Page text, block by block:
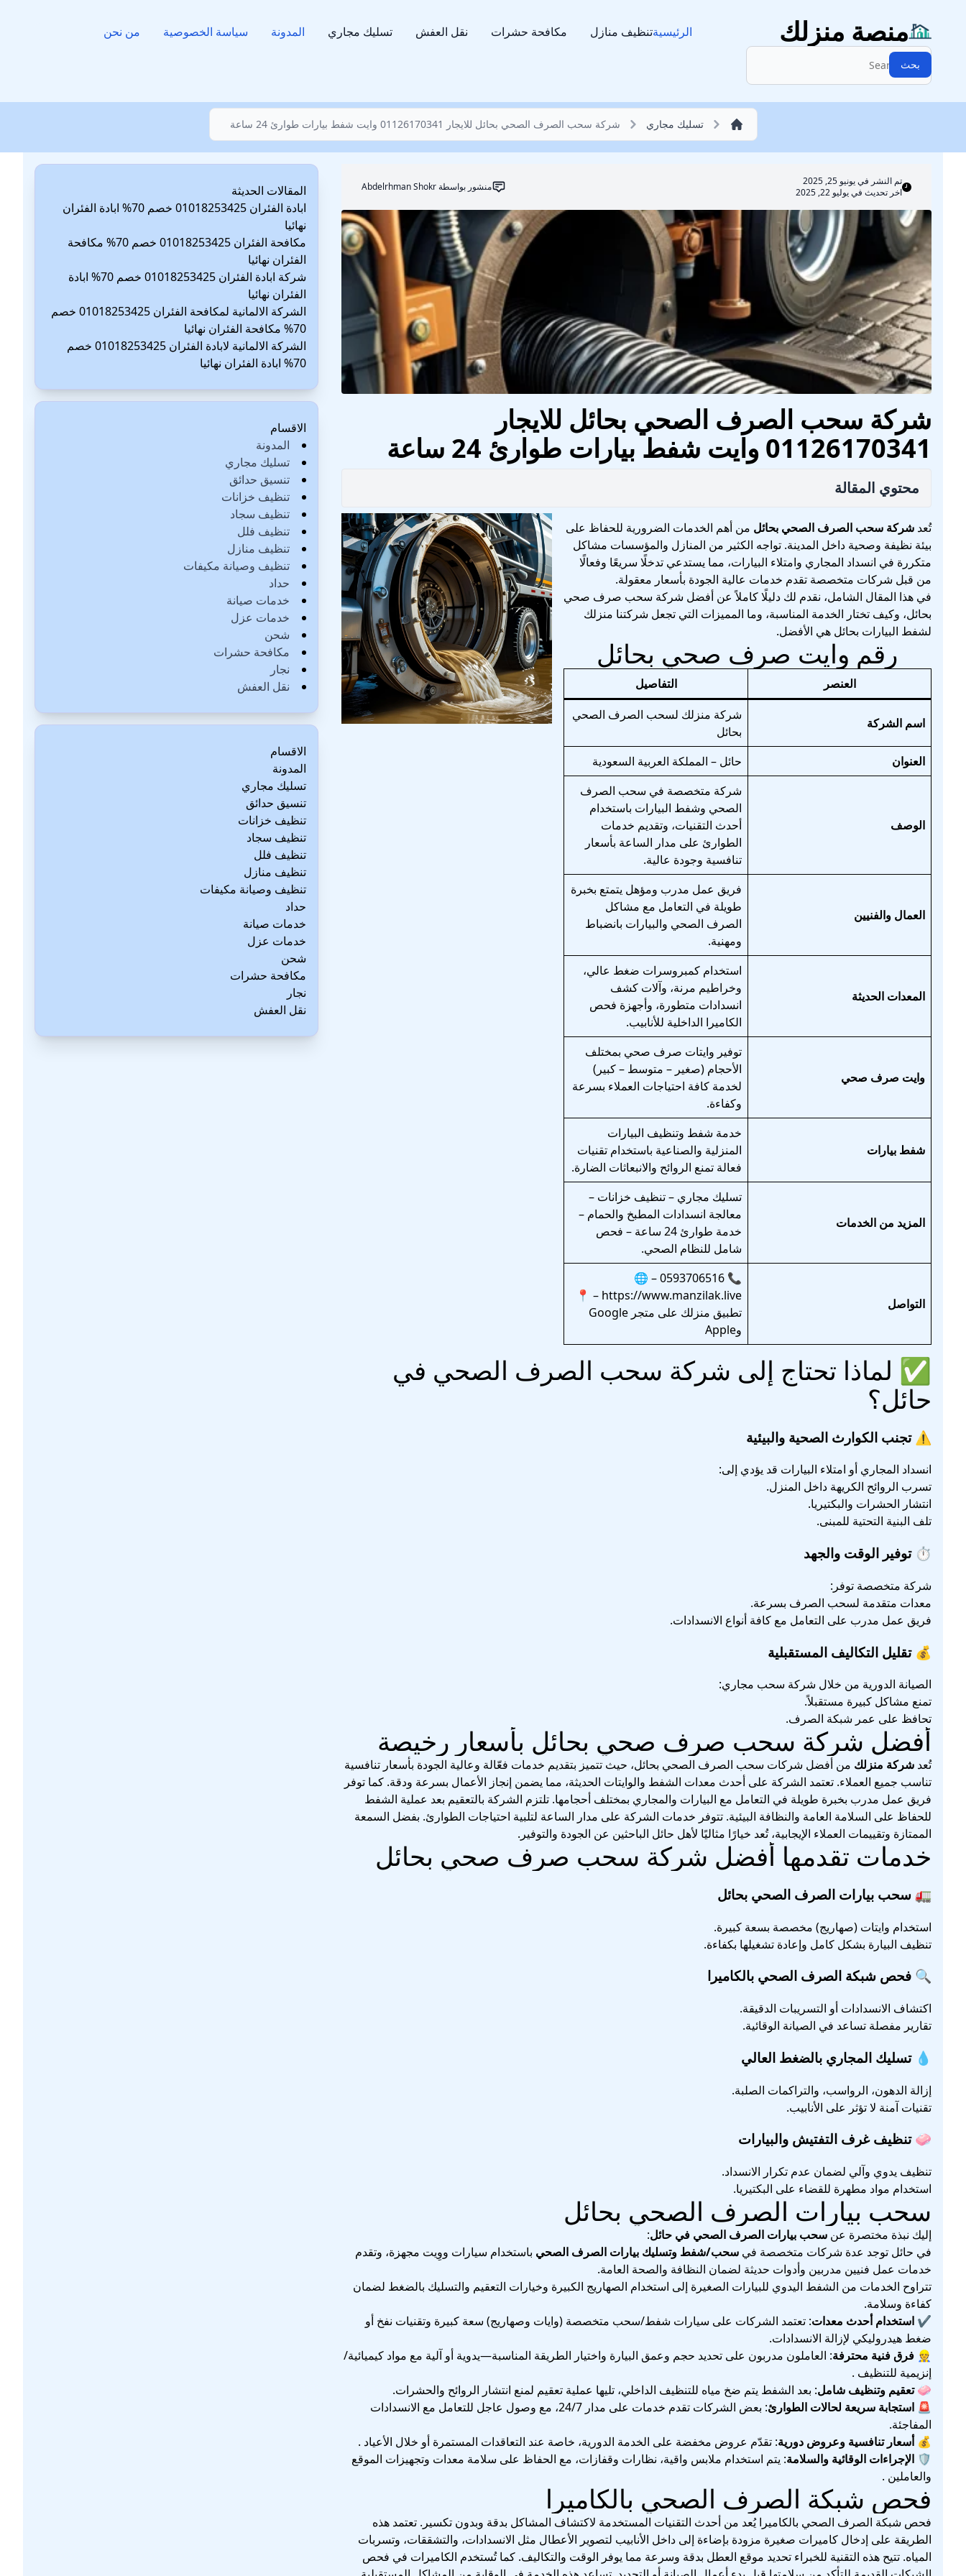
منصة منزلك
البحث:
بحث
الرئيسيةتنظيف منازل مكافحة حشرات نقل العفش تسليك مجاري المدونة سياسة الخصوصية من نحن
تسليك مجاري شركة سحب الصرف الصحي بحائل للايجار 01126170341 وايت شفط بيارات طوارئ 24 ساعة
تم النشر فييونيو 25, 2025
اخر تحديث في يوليو 22, 2025
منشور بواسطةAbdelrhman Shokr
شركة سحب الصرف الصحي بحائل للايجار
01126170341 وايت شفط بيارات طوارئ 24 ساعة
محتوي المقالة
تُعد شركة سحب الصرف الصحي بحائل من أهم الخدمات الضرورية للحفاظ على
بيئة نظيفة وصحية داخل المدينة. تواجه الكثير من المنازل والمؤسسات مشاكل
متكررة في انسداد المجاري وامتلاء البيارات، مما يستدعي تدخلًا سريعًا وفعالًا
من قبل شركات متخصصة تقدم خدمات عالية الجودة بأسعار معقولة.
في هذا المقال الشامل، نقدم لك دليلًا كاملاً عن أفضل شركة سحب صرف صحي
بحائل، وكيف تختار الخدمة المناسبة، وما المميزات التي تجعل شركتنا منزلك
لشفط البيارات بحائل هي الأفضل.
رقم وايت صرف صحي بحائل
العنصر التفاصيل
اسم الشركة
شركة منزلك لسحب الصرف الصحي
بحائل
العنوان
حائل – المملكة العربية السعودية
الوصف
شركة متخصصة في سحب الصرف
الصحي وشفط البيارات باستخدام
أحدث التقنيات، وتقديم خدمات
الطوارئ على مدار الساعة بأسعار
تنافسية وجودة عالية.
العمال والفنيين
فريق عمل مدرب ومؤهل يتمتع بخبرة
طويلة في التعامل مع مشاكل
الصرف الصحي والبيارات بانضباط
ومهنية.
المعدات الحديثة
استخدام كمبروسرات ضغط عالي،
وخراطيم مرنة، وآلات كشف
انسدادات متطورة، وأجهزة فحص
الكاميرا الداخلية للأنابيب.
وايت صرف صحي
توفير وايتات صرف صحي بمختلف
الأحجام (صغير – متوسط – كبير)
لخدمة كافة احتياجات العملاء بسرعة
وكفاءة.
شفط بيارات
خدمة شفط وتنظيف البيارات
المنزلية والصناعية باستخدام تقنيات
فعالة تمنع الروائح والانبعاثات الضارة.
المزيد من الخدمات
تسليك مجاري – تنظيف خزانات –
معالجة انسدادات المطبخ والحمام –
خدمة طوارئ 24 ساعة – فحص
شامل للنظام الصحي.
التواصل
📞 0593706516 – 🌐
https://www.manzilak.live
– 📍
تطبيق منزلك على متجر Google
وApple
✅ لماذا تحتاج إلى شركة سحب الصرف الصحي في
حائل؟
⚠️ تجنب الكوارث الصحية والبيئية
انسداد المجاري أو امتلاء البيارات قد يؤدي إلى:
تسرب الروائح الكريهة داخل المنزل.
انتشار الحشرات والبكتيريا.
تلف البنية التحتية للمبنى.
⏱️ توفير الوقت والجهد
شركة متخصصة توفر:
معدات متقدمة لسحب الصرف بسرعة.
فريق عمل مدرب على التعامل مع كافة أنواع الانسدادات.
💰 تقليل التكاليف المستقبلية
الصيانة الدورية من خلال شركة سحب مجاري:
تمنع مشاكل كبيرة مستقبلاً.
تحافظ على عمر شبكة الصرف.
أفضل شركة سحب صرف صحي بحائل بأسعار رخيصة
تُعد شركة منزلك من أفضل شركات سحب الصرف الصحي بحائل، حيث تتميز بتقديم خدمات فعّالة وعالية الجودة بأسعار تنافسية
تناسب جميع العملاء. تعتمد الشركة على أحدث معدات الشفط والوايتات الحديثة، مما يضمن إنجاز الأعمال بسرعة ودقة. كما توفر
فريق عمل مدرب بخبرة طويلة في التعامل مع البيارات والمجاري بمختلف أحجامها. تلتزم الشركة بالتعقيم بعد عملية الشفط
للحفاظ على السلامة العامة والنظافة البيئية. تتوفر خدمات الشركة على مدار الساعة لتلبية احتياجات الطوارئ. بفضل السمعة
الممتازة وتقييمات العملاء الإيجابية، تُعد خيارًا مثاليًا لأهل حائل الباحثين عن الجودة والتوفير.
خدمات تقدمها أفضل شركة سحب صرف صحي بحائل
🚛 سحب بيارات الصرف الصحي بحائل
استخدام وايتات (صهاريج) مخصصة بسعة كبيرة.
تنظيف البيارة بشكل كامل وإعادة تشغيلها بكفاءة.
🔍 فحص شبكة الصرف الصحي بالكاميرا
اكتشاف الانسدادات أو التسريبات الدقيقة.
تقارير مفصلة تساعد في الصيانة الوقائية.
💧 تسليك المجاري بالضغط العالي
إزالة الدهون، الرواسب، والتراكمات الصلبة.
تقنيات آمنة لا تؤثر على الأنابيب.
🧼 تنظيف غرف التفتيش والبيارات
تنظيف يدوي وآلي لضمان عدم تكرار الانسداد.
استخدام مواد مطهرة للقضاء على البكتيريا.
سحب بيارات الصرف الصحي بحائل
إليك نبذة مختصرة عن سحب بيارات الصرف الصحي في حائل:
في حائل توجد عدة شركات متخصصة في سحب/شفط وتسليك بيارات الصرف الصحي باستخدام سيارات ووِيت مجهزة، وتقدم
خدمات عمل فنيين مدربين وأدوات حديثة لضمان النظافة والصحة العامة.
تتراوح الخدمات من الشفط اليدوي للبيارات الصغيرة إلى استخدام الصهاريج الكبيرة وخيارات التعقيم والتسليك بالضغط لضمان
كفاءة وسلامة.
✔️ استخدام أحدث معدات: تعتمد الشركات على سيارات شفط/سحب متخصصة (وايات وصهاريج) سعة كبيرة وتقنيات نفخ أو
ضغط هيدروليكي لإزالة الانسدادات.
👷 فرق فنية محترفة: العاملون مدربون على تحديد حجم وعمق البيارة واختيار الطريقة المناسبة—يدوية أو آلية مع مواد كيميائية/
إنزيمية للتنظيف .
🧼تعقيم وتنظيف شامل: بعد الشفط يتم ضخ مياه للتنظيف الداخلي، تليها عملية تعقيم لمنع انتشار الروائح والحشرات.
🚨 استجابة سريعة لحالات الطوارئ
: بعض الشركات تقدم خدمات على مدار 24/7، مع وصول عاجل للتعامل مع الانسدادات
المفاجئة.
💰أسعار تنافسية وعروض دورية: تقدّم عروض مخفضة على الخدمة الدورية، خاصة عند التعاقدات المستمرة أو خلال الأعياد .
🛡️ الإجراءات الوقائية والسلامة: يتم استخدام ملابس واقية، نظارات وقفازات، مع الحفاظ على سلامة معدات وتجهيزات الموقع
والعاملين .
فحص شبكة الصرف الصحي بالكاميرا
فحص شبكة الصرف الصحي بالكاميرا يُعد من أحدث التقنيات المستخدمة لاكتشاف المشاكل بدقة وبدون تكسير. تعتمد هذه
الطريقة على إدخال كاميرات صغيرة مزودة بإضاءة إلى داخل الأنابيب لتصوير الأعطال مثل الانسدادات، والتشققات، وتسربات
المياه. تتيح هذه التقنية للخبراء تحديد موقع العطل بدقة وسرعة مما يوفر الوقت والتكاليف. كما تُستخدم الكاميرات في فحص
المقالات الحديثة
ابادة الفئران 01018253425 خصم 70% ابادة الفئران
نهائيا
مكافحة الفئران 01018253425 خصم 70% مكافحة
الفئران نهائيا
شركة ابادة الفئران 01018253425 خصم 70% ابادة
الفئران نهائيا
الشركة الالمانية لمكافحة الفئران 01018253425 خصم
70% مكافحة الفئران نهائيا
الشركة الالمانية لابادة الفئران 01018253425 خصم
70% ابادة الفئران نهائيا
الاقسام
المدونة
تسليك مجاري
تنسيق حدائق
تنظيف خزانات
تنظيف سجاد
تنظيف فلل
تنظيف منازل
تنظيف وصيانة مكيفات
حداد
خدمات صيانة
خدمات عزل
شحن
مكافحة حشرات
نجار
نقل العفش
الاقسام
المدونة
تسليك مجاري
تنسيق حدائق
تنظيف خزانات
تنظيف سجاد
تنظيف فلل
تنظيف منازل
تنظيف وصيانة مكيفات
حداد
خدمات صيانة
خدمات عزل
شحن
مكافحة حشرات
نجار
نقل العفش